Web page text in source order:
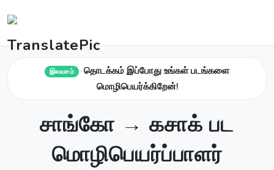
இலவசம்
தொடக்கம் இப்போது உங்கள் படங்களை
மொழிபெயர்க்கிறேன்!
சாங்கோ → கசாக் பட
மொழிபெயர்ப்பாளர்